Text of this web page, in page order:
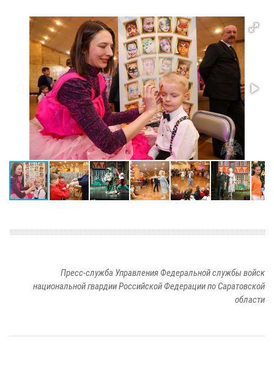
Пресс-служба Управления Федеральной службы войск
национальной гвардии Российской Федерации по Саратовской
области